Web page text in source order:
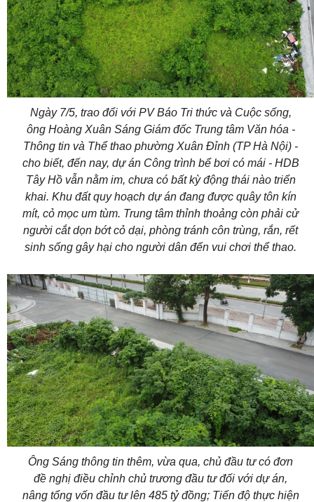
Ngày 7/5, trao đổi với PV Báo Tri thức và Cuộc sống,
ông Hoàng Xuân Sáng Giám đốc Trung tâm Văn hóa -
Thông tin và Thể thao phường Xuân Đỉnh (TP Hà Nội) -
cho biết, đến nay, dự án Công trình bể bơi có mái - HDB
Tây Hồ vẫn nằm im, chưa có bất kỳ động thái nào triển
khai. Khu đất quy hoạch dự án đang được quây tôn kín
mít, cỏ mọc um tùm. Trung tâm thỉnh thoảng còn phải cử
người cắt dọn bớt cỏ dại, phòng tránh côn trùng, rắn, rết
sinh sống gây hại cho người dân đến vui chơi thể thao.
Ông Sáng thông tin thêm, vừa qua, chủ đầu tư có đơn
đề nghị điều chỉnh chủ trương đầu tư đối với dự án,
nâng tổng vốn đầu tư lên 485 tỷ đồng; Tiến độ thực hiện